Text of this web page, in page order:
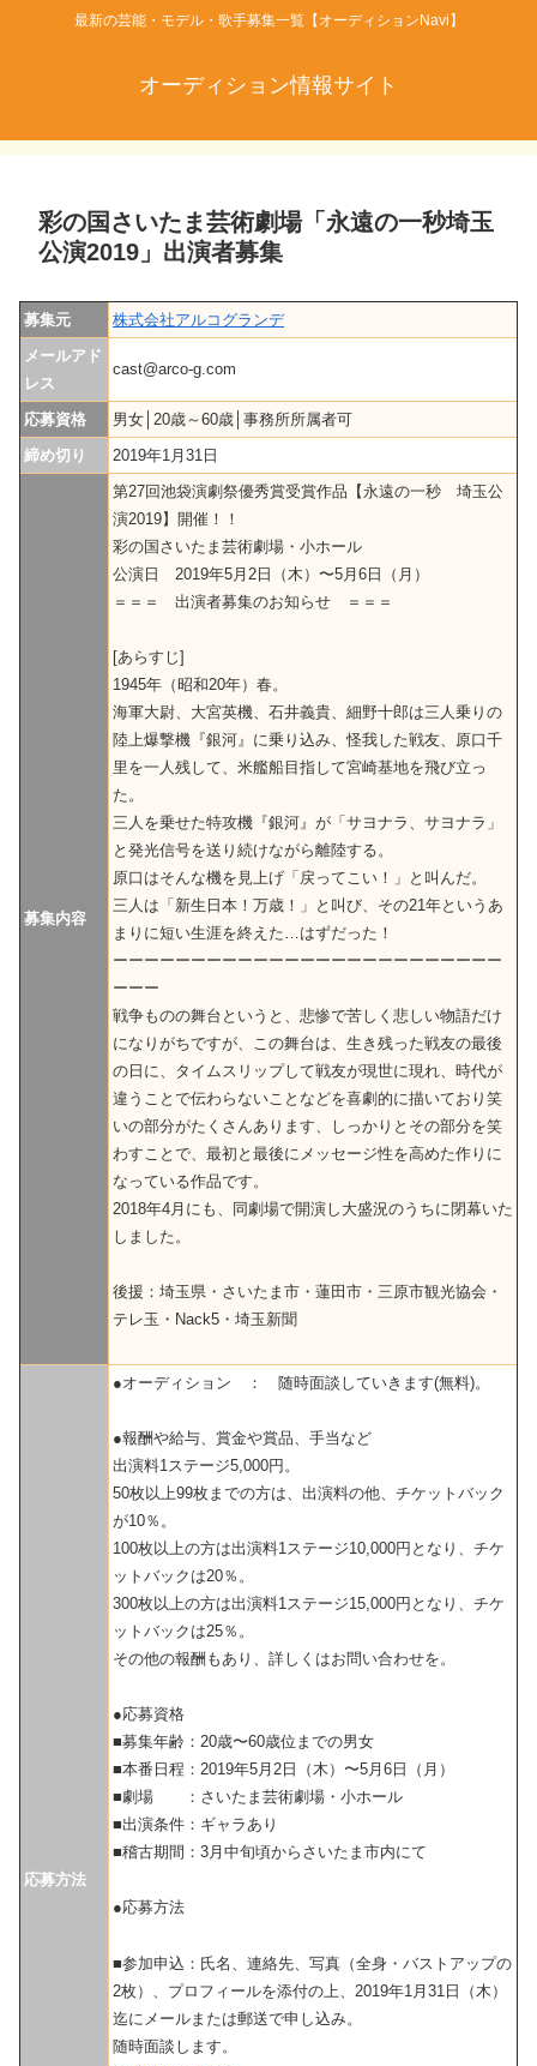
最新の芸能・モデル・歌手募集一覧【オーディションNavi】
オーディション情報サイト
彩の国さいたま芸術劇場「永遠の一秒埼玉
公演2019」出演者募集
募集元
株式会社アルコグランデ
メールアド
レス
cast@arco-g.com
応募資格
男女│20歳～60歳│事務所所属者可
締め切り
2019年1月31日
募集内容
第27回池袋演劇祭優秀賞受賞作品【永遠の一秒 埼玉公
演2019】開催！！
彩の国さいたま芸術劇場・小ホール
公演日 2019年5月2日（木）〜5月6日（月）
＝＝＝ 出演者募集のお知らせ ＝＝＝
[あらすじ]
1945年（昭和20年）春。
海軍大尉、大宮英機、石井義貴、細野十郎は三人乗りの
陸上爆撃機『銀河』に乗り込み、怪我した戦友、原口千
里を一人残して、米艦船目指して宮崎基地を飛び立っ
た。
三人を乗せた特攻機『銀河』が「サヨナラ、サヨナラ」
と発光信号を送り続けながら離陸する。
原口はそんな機を見上げ「戻ってこい！」と叫んだ。
三人は「新生日本！万歳！」と叫び、その21年というあ
まりに短い生涯を終えた…はずだった！
ーーーーーーーーーーーーーーーーーーーーーーーーー
ーーー
戦争ものの舞台というと、悲惨で苦しく悲しい物語だけ
になりがちですが、この舞台は、生き残った戦友の最後
の日に、タイムスリップして戦友が現世に現れ、時代が
違うことで伝わらないことなどを喜劇的に描いており笑
いの部分がたくさんあります、しっかりとその部分を笑
わすことで、最初と最後にメッセージ性を高めた作りに
なっている作品です。
2018年4月にも、同劇場で開演し大盛況のうちに閉幕いた
しました。
後援：埼玉県・さいたま市・蓮田市・三原市観光協会・
テレ玉・Nack5・埼玉新聞
応募方法
●オーディション ： 随時面談していきます(無料)。
●報酬や給与、賞金や賞品、手当など
出演料1ステージ5,000円。
50枚以上99枚までの方は、出演料の他、チケットバック
が10％。
100枚以上の方は出演料1ステージ10,000円となり、チケ
ットバックは20％。
300枚以上の方は出演料1ステージ15,000円となり、チケ
ットバックは25％。
その他の報酬もあり、詳しくはお問い合わせを。
●応募資格
■募集年齢：20歳〜60歳位までの男女
■本番日程：2019年5月2日（木）〜5月6日（月）
■劇場 ：さいたま芸術劇場・小ホール
■出演条件：ギャラあり
■稽古期間：3月中旬頃からさいたま市内にて
●応募方法
■参加申込：氏名、連絡先、写真（全身・バストアップの
2枚）、プロフィールを添付の上、2019年1月31日（木）
迄にメールまたは郵送で申し込み。
随時面談します。